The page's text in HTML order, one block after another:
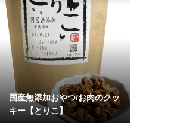
国産無添加おやつ/お肉のクッ
キー【とりこ】